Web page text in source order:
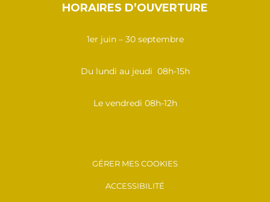
HORAIRES D’OUVERTURE
1er juin – 30 septembre
Du lundi au jeudi 08h-15h
Le vendredi 08h-12h
GÉRER MES COOKIES
ACCESSIBILITÉ